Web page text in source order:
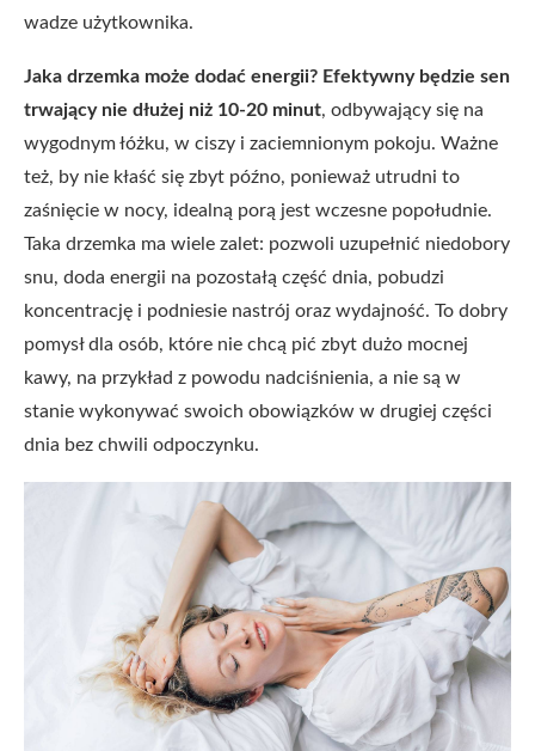
wadze użytkownika.
Jaka drzemka może dodać energii? Efektywny będzie sen
trwający nie dłużej niż 10-20 minut, odbywający się na
wygodnym łóżku, w ciszy i zaciemnionym pokoju. Ważne
też, by nie kłaść się zbyt późno, ponieważ utrudni to
zaśnięcie w nocy, idealną porą jest wczesne popołudnie.
Taka drzemka ma wiele zalet: pozwoli uzupełnić niedobory
snu, doda energii na pozostałą część dnia, pobudzi
koncentrację i podniesie nastrój oraz wydajność. To dobry
pomysł dla osób, które nie chcą pić zbyt dużo mocnej
kawy, na przykład z powodu nadciśnienia, a nie są w
stanie wykonywać swoich obowiązków w drugiej części
dnia bez chwili odpoczynku.